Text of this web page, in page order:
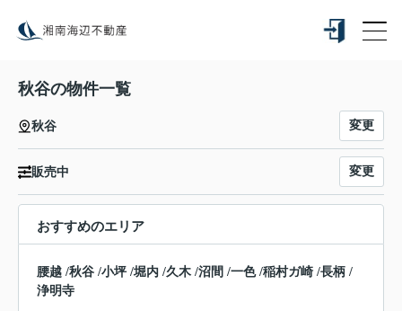
秋谷の物件一覧
秋谷 変更
販売中 変更
おすすめのエリア
腰越 /秋谷 /小坪 /堀内 /久木 /沼間 /一色/稲村ガ崎 /長柄 /
浄明寺